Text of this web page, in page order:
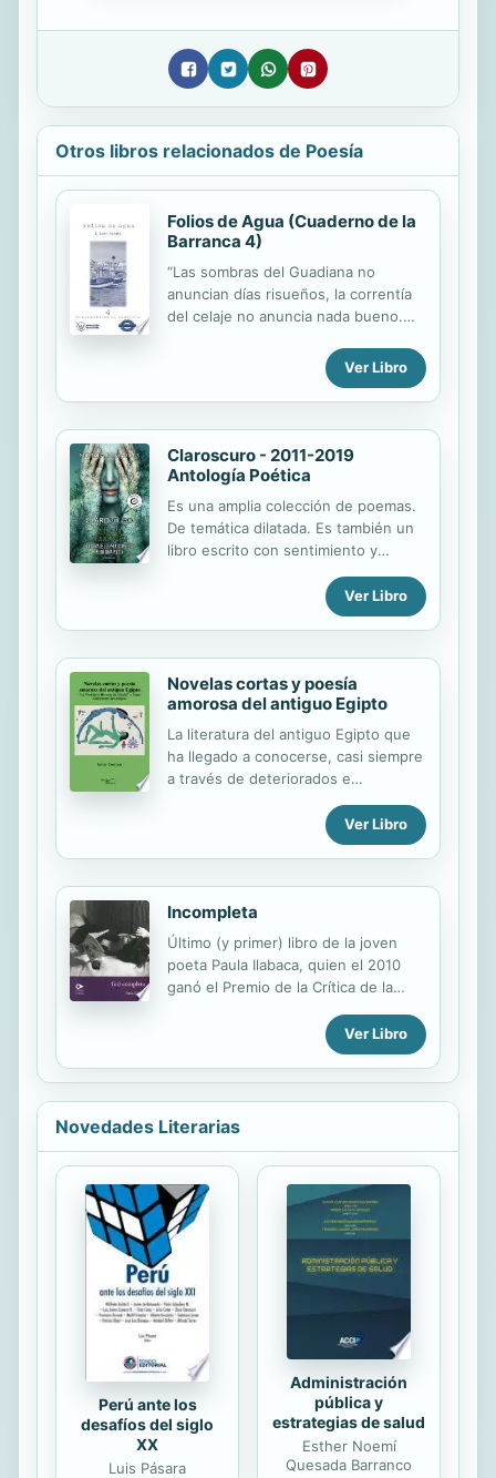
Otros libros relacionados de Poesía
Folios de Agua (Cuaderno de la
Barranca 4)
“Las sombras del Guadiana no
anuncian días risueños, la correntía
del celaje no anuncia nada bueno.
agua y mal agüero. Se ahogarán los
botes olvidados de sus dueños. Ya
se funden en la luz fosca del
Atlántico las torres de apartamentos
con los baluartes abrumados, las
cigüeñas en los postes con las
caserío con las esferas de relojes
blandos. En la casa se calla ante el
tictac de las ventanas a la espera del
fragor, del retumbo, del estruendo,
mientras las gotas van cayendo,
rendidas, castas. Ya se funden las...
Ver Libro
Claroscuro - 2011-2019
Antología Poética
Es una amplia colección de poemas.
De temática dilatada. Es también un
libro escrito con sentimiento y
mayor mérito. Ganó como mejor obra
poesía, en los premios MGE 2017 en
de Penguin Random House Grupo.
Donde la autora recibió numerosos
comentarios positivos de sus
lectores.
Ver Libro
Novelas cortas y poesía
amorosa del antiguo Egipto
La literatura del antiguo Egipto que
ha llegado a conocerse, casi siempre
a través de deteriorados e
no pocos problemas de traducción a
lenguas modernas no es nada
labor correspondiente para facilitar la
lectura con el mayor respeto al
sentido primitivo de los textos. No
estoy hablando de un mero
traductor, sino de un aedo que
compone sus propias obras al tiempo
que celebra los vestigios de 'otros
colegas' muy remotos. El autor viajó
desde muy joven 'del uno al otro
confín' del mundo empapándose de
Ver Libro
Incompleta
Último (y primer) libro de la joven
poeta Paula Ilabaca, quien el 2010
ganó el Premio de la Crítica de la
completa es un libro que tiene la
fuerza del cuerpo, de los sentidos,
de la poesía misma.
Ver Libro
Novedades Literarias
Perú ante los
desafíos del siglo
XX
Luis Pásara
Administración
pública y
estrategias de salud
Esther Noemí
Quesada Barranco